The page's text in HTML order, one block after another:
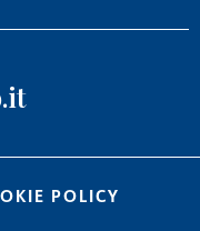
POLICY